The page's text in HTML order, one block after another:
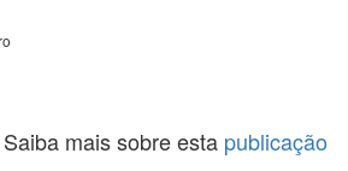
Saiba mais sobre esta publicação